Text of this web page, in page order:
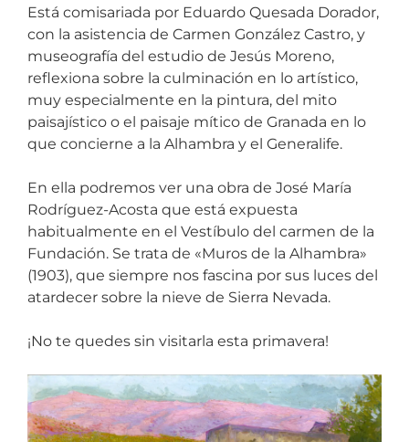
Está comisariada por Eduardo Quesada Dorador,
con la asistencia de Carmen González Castro, y
museografía del estudio de Jesús Moreno,
reflexiona sobre la culminación en lo artístico,
muy especialmente en la pintura, del mito
paisajístico o el paisaje mítico de Granada en lo
que concierne a la Alhambra y el Generalife.
En ella podremos ver una obra de José María
Rodríguez-Acosta que está expuesta
habitualmente en el Vestíbulo del carmen de la
Fundación. Se trata de «Muros de la Alhambra»
(1903), que siempre nos fascina por sus luces del
atardecer sobre la nieve de Sierra Nevada.
¡No te quedes sin visitarla esta primavera!